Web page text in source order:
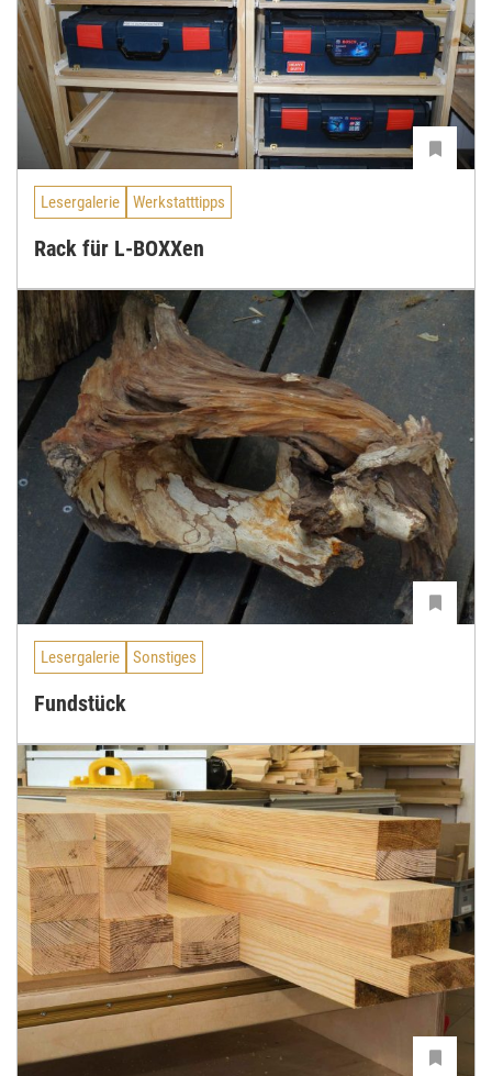
Lesergalerie Werkstatttipps
Rack für L-BOXXen
Lesergalerie Sonstiges
Fundstück